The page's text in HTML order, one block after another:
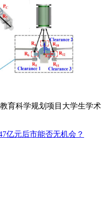
科学规划项目大学生学术
亿元后市能否无机会？